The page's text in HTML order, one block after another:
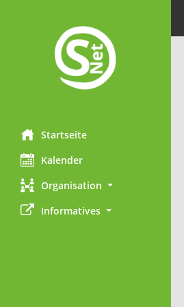
Startseite
Kalender
Organisation
Informatives